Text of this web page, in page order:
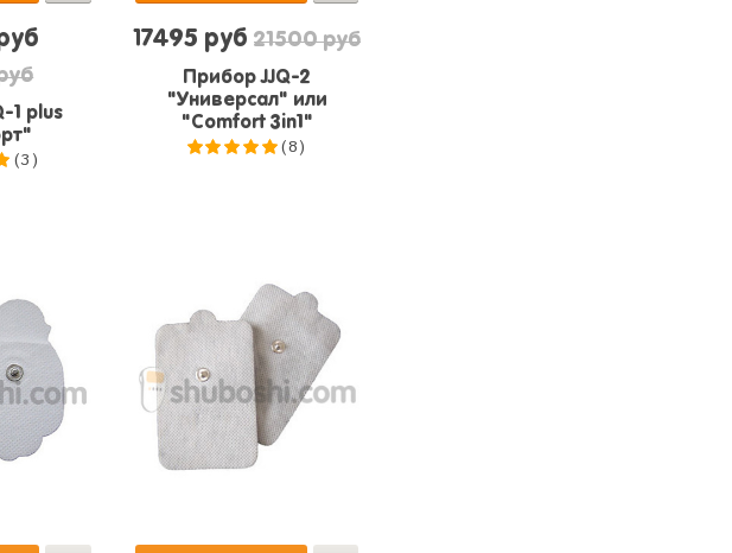
1 plus
(3)
17495 руб 21500 руб
Прибор JJQ-2
"Универсал" или
"Comfort 3in1"
(8)